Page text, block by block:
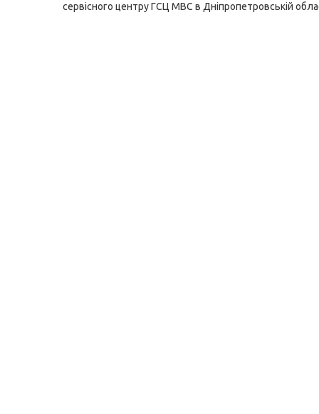
сервісного центру ГСЦ МВС в Дніпропетровській